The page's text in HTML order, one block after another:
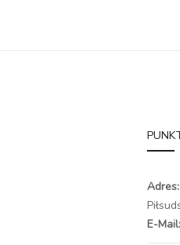
Adres:
E-Mail: